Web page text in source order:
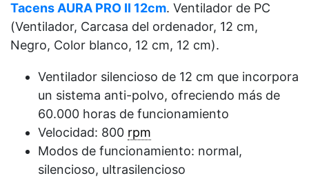
Tacens AURA PRO II 12cm. Ventilador de PC
(Ventilador, Carcasa del ordenador, 12 cm,
Negro, Color blanco, 12 cm, 12 cm).
Ventilador silencioso de 12 cm que incorpora
un sistema anti-polvo, ofreciendo más de
60.000 horas de funcionamiento
Velocidad: 800 rpm
Modos de funcionamiento: normal,
silencioso, ultrasilencioso